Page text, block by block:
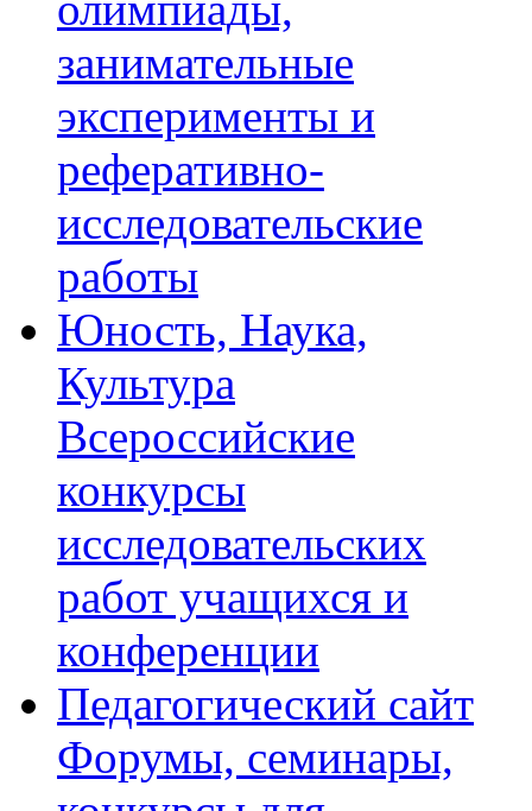
занимательные
эксперименты и
реферативно-
исследовательские
работы
Юность, Наука,
Культура
Всероссийские
конкурсы
исследовательских
работ учащихся и
конференции
Педагогический сайт
Форумы, семинары,